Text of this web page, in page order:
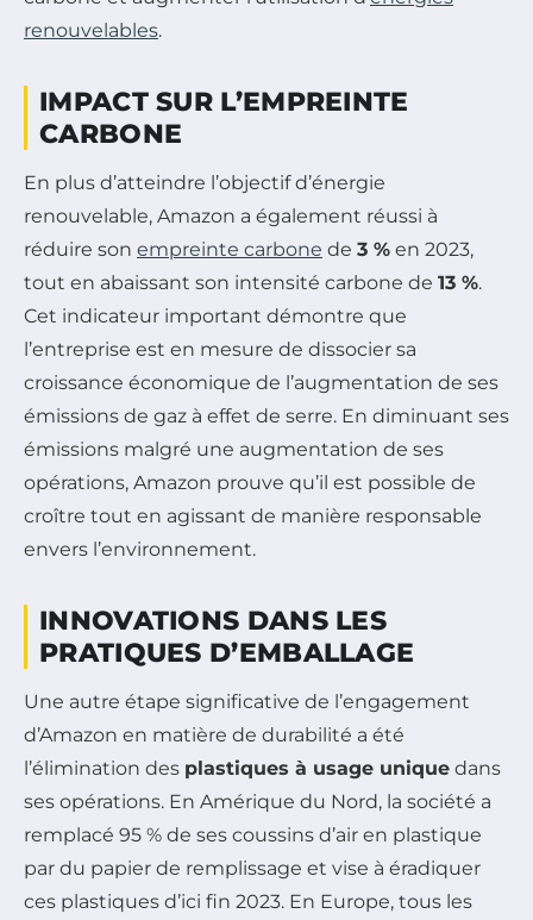
renouvelables.
IMPACT SUR L’EMPREINTE
CARBONE
En plus d’atteindre l’objectif d’énergie
renouvelable, Amazon a également réussi à
réduire son empreinte carbone de 3 % en 2023,
tout en abaissant son intensité carbone de 13 %.
Cet indicateur important démontre que
l’entreprise est en mesure de dissocier sa
croissance économique de l’augmentation de ses
émissions de gaz à effet de serre. En diminuant ses
émissions malgré une augmentation de ses
opérations, Amazon prouve qu’il est possible de
croître tout en agissant de manière responsable
envers l’environnement.
INNOVATIONS DANS LES
PRATIQUES D’EMBALLAGE
Une autre étape significative de l’engagement
d’Amazon en matière de durabilité a été
l’élimination des plastiques à usage unique dans
ses opérations. En Amérique du Nord, la société a
remplacé 95 % de ses coussins d’air en plastique
par du papier de remplissage et vise à éradiquer
ces plastiques d’ici fin 2023. En Europe, tous les